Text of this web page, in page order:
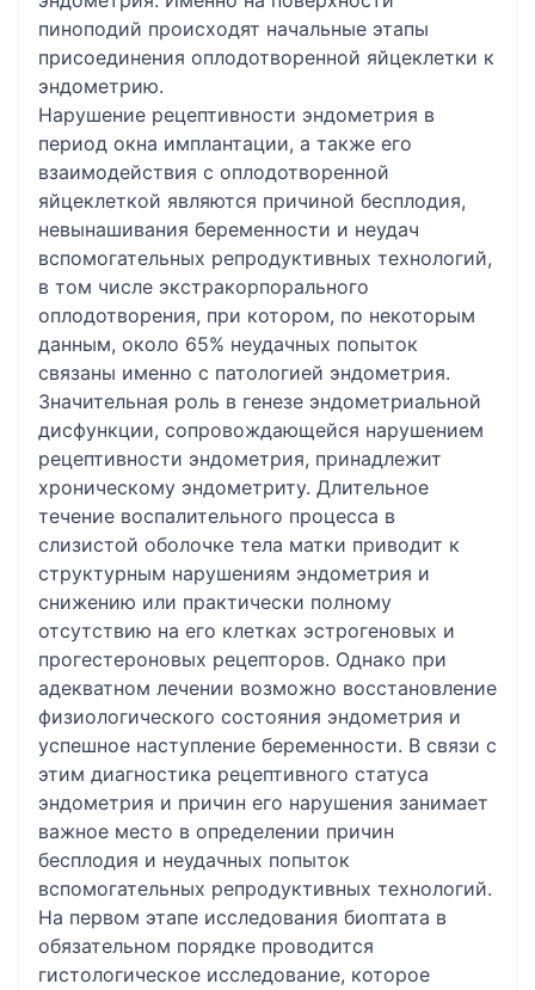
пиноподий происходят начальные этапы
присоединения оплодотворенной яйцеклетки к
эндометрию.
Нарушение рецептивности эндометрия в
период окна имплантации, а также его
взаимодействия с оплодотворенной
яйцеклеткой являются причиной бесплодия,
невынашивания беременности и неудач
вспомогательных репродуктивных технологий,
в том числе экстракорпорального
оплодотворения, при котором, по некоторым
данным, около 65% неудачных попыток
связаны именно с патологией эндометрия.
Значительная роль в генезе эндометриальной
дисфункции, сопровождающейся нарушением
рецептивности эндометрия, принадлежит
хроническому эндометриту. Длительное
течение воспалительного процесса в
слизистой оболочке тела матки приводит к
структурным нарушениям эндометрия и
снижению или практически полному
отсутствию на его клетках эстрогеновых и
прогестероновых рецепторов. Однако при
адекватном лечении возможно восстановление
физиологического состояния эндометрия и
успешное наступление беременности. В связи с
этим диагностика рецептивного статуса
эндометрия и причин его нарушения занимает
важное место в определении причин
бесплодия и неудачных попыток
вспомогательных репродуктивных технологий.
На первом этапе исследования биоптата в
обязательном порядке проводится
гистологическое исследование, которое